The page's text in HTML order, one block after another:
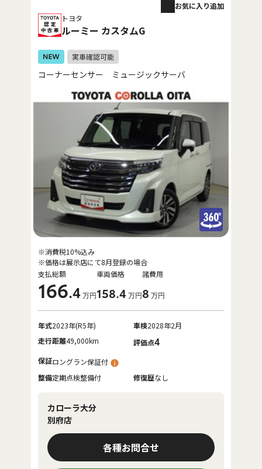
トヨタ
ルーミー カスタムG
お気に入り追加
コーナーセンサー ミュージックサーバ
支払総額
166.4 万円
車両価格
158.4 万円
諸費用
8 万円
※消費税10%込み
※価格は展示店にて8月登録の場合
年式2023年(R5年) 車検2028年2月
走行距離49,000km 評価点4
保証ロングラン保証付
整備定期点検整備付 修復歴なし
カローラ大分
別府店
各種お問合せ